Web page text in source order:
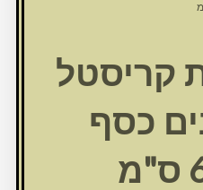
קריסטל
כסף